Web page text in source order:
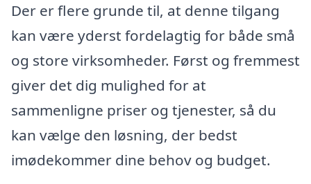
Der er flere grunde til, at denne tilgang
kan være yderst fordelagtig for både små
og store virksomheder. Først og fremmest
giver det dig mulighed for at
sammenligne priser og tjenester, så du
kan vælge den løsning, der bedst
imødekommer dine behov og budget.